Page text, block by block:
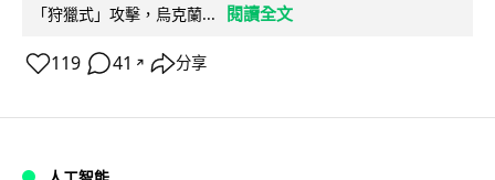
「狩獵式」攻擊，烏克蘭...
閱讀全文
119 41 ↗ 分享